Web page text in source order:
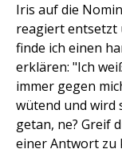
Iris auf die
reagiert entsetzt
finde ich einen
erklären: "Ich
immer gegen
wütend und wird
getan, ne? Greif
einer Antwort zu